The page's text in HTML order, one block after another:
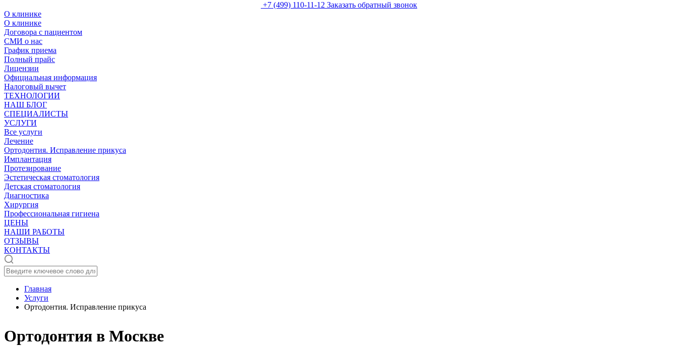
+7 (499) 110-11-12 Заказать обратный звонок
О клинике
О клинике
Договора с пациентом
СМИ о нас
График приема
Полный прайс
Лицензии
Официальная информация
Налоговый вычет
ТЕХНОЛОГИИ
НАШ БЛОГ
СПЕЦИАЛИСТЫ
УСЛУГИ
Все услуги
Лечение
Ортодонтия. Исправление прикуса
Имплантация
Протезирование
Эстетическая стоматология
Детская стоматология
Диагностика
Хирургия
Профессиональная гигиена
ЦЕНЫ
НАШИ РАБОТЫ
ОТЗЫВЫ
КОНТАКТЫ
Главная
Услуги
Ортодонтия. Исправление прикуса
Ортодонтия в Москве